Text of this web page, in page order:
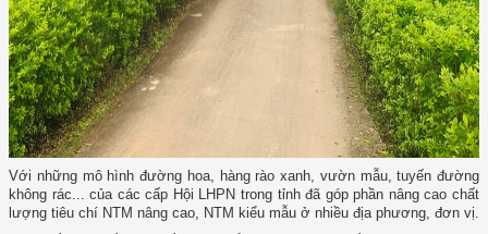
Với những mô hình đường hoa, hàng rào xanh, vườn mẫu, tuyến đường
không rác... của các cấp Hội LHPN trong tỉnh đã góp phần nâng cao chất
lượng tiêu chí NTM nâng cao, NTM kiểu mẫu ở nhiều địa phương, đơn vị.